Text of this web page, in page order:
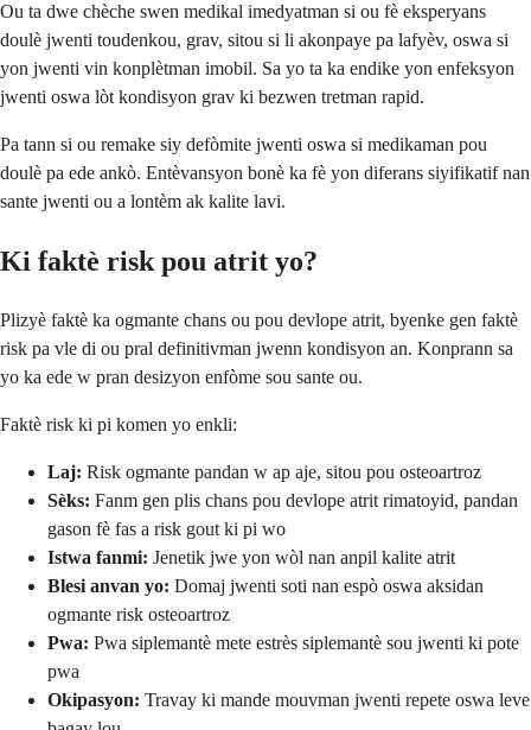
Ou ta dwe chèche swen medikal imedyatman si ou fè eksperyans
doulè jwenti toudenkou, grav, sitou si li akonpaye pa lafyèv, oswa si
yon jwenti vin konplètman imobil. Sa yo ta ka endike yon enfeksyon
jwenti oswa lòt kondisyon grav ki bezwen tretman rapid.
Pa tann si ou remake siy defòmite jwenti oswa si medikaman pou
doulè pa ede ankò. Entèvansyon bonè ka fè yon diferans siyifikatif nan
sante jwenti ou a lontèm ak kalite lavi.
Ki faktè risk pou atrit yo?
Plizyè faktè ka ogmante chans ou pou devlope atrit, byenke gen faktè
risk pa vle di ou pral definitivman jwenn kondisyon an. Konprann sa
yo ka ede w pran desizyon enfòme sou sante ou.
Faktè risk ki pi komen yo enkli:
Laj: Risk ogmante pandan w ap aje, sitou pou osteoartroz
Sèks: Fanm gen plis chans pou devlope atrit rimatoyid, pandan
gason fè fas a risk gout ki pi wo
Istwa fanmi: Jenetik jwe yon wòl nan anpil kalite atrit
Blesi anvan yo: Domaj jwenti soti nan espò oswa aksidan
ogmante risk osteoartroz
Pwa: Pwa siplemantè mete estrès siplemantè sou jwenti ki pote
pwa
Okipasyon: Travay ki mande mouvman jwenti repete oswa leve